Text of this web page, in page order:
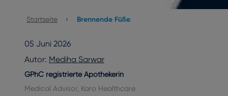
Startseite › Brennende Füße
05 Juni 2026
Autor: Mediha Sarwar
GPhC registrierte Apothekerin
Medical Advisor, Karo Healthcare